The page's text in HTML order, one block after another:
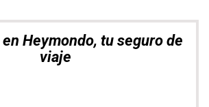
Heymondo, tu seguro de
viaje